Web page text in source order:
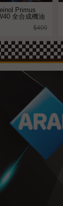
Primus
全合成機油
$400